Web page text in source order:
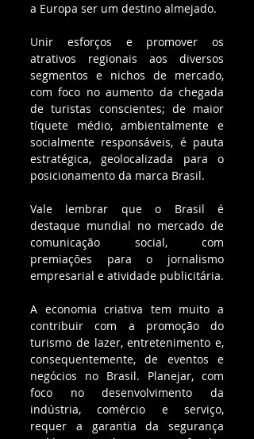
a Europa ser um destino almejado.
Unir esforços e promover os
atrativos regionais aos diversos
segmentos e nichos de mercado,
com foco no aumento da chegada
de turistas conscientes; de maior
tíquete médio, ambientalmente e
socialmente responsáveis, é pauta
estratégica, geolocalizada para o
posicionamento da marca Brasil.
Vale lembrar que o Brasil é
destaque mundial no mercado de
comunicação social, com
premiações para o jornalismo
empresarial e atividade publicitária.
A economia criativa tem muito a
contribuir com a promoção do
turismo de lazer, entretenimento e,
consequentemente, de eventos e
negócios no Brasil. Planejar, com
foco no desenvolvimento da
indústria, comércio e serviço,
requer a garantia da segurança